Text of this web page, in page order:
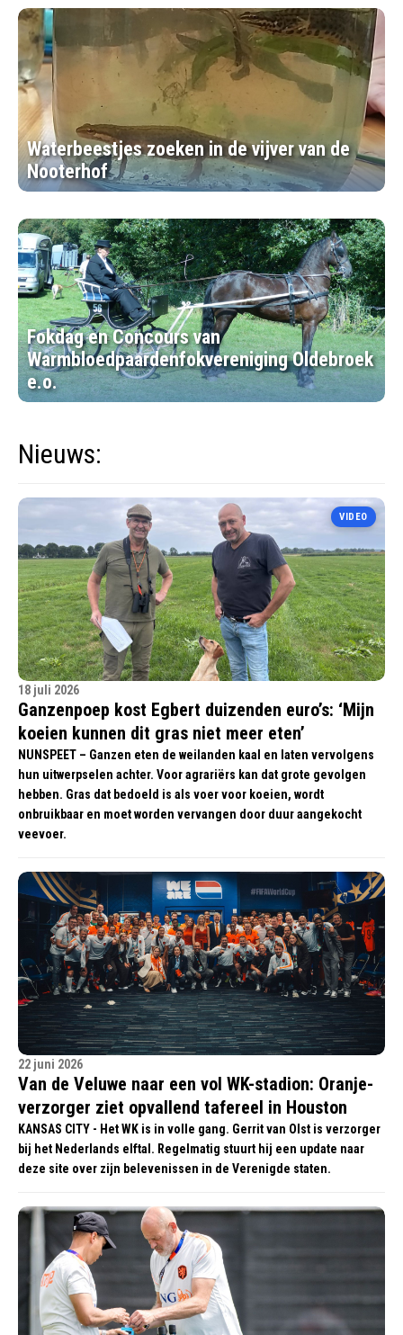
Waterbeestjes zoeken in de vijver van de
Nooterhof
Fokdag en Concours van
Warmbloedpaardenfokvereniging Oldebroek
e.o.
Nieuws:
VIDEO
18 juli 2026
Ganzenpoep kost Egbert duizenden euro’s: ‘Mijn
koeien kunnen dit gras niet meer eten’
NUNSPEET – Ganzen eten de weilanden kaal en laten vervolgens
hun uitwerpselen achter. Voor agrariërs kan dat grote gevolgen
hebben. Gras dat bedoeld is als voer voor koeien, wordt
onbruikbaar en moet worden vervangen door duur aangekocht
veevoer.
22 juni 2026
Van de Veluwe naar een vol WK-stadion: Oranje-
verzorger ziet opvallend tafereel in Houston
KANSAS CITY - Het WK is in volle gang. Gerrit van Olst is verzorger
bij het Nederlands elftal. Regelmatig stuurt hij een update naar
deze site over zijn belevenissen in de Verenigde staten.